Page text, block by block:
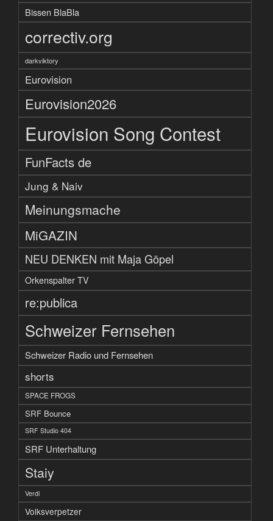
Bissen BlaBla
correctiv.org
darkviktory
Eurovision
Eurovision2026
Eurovision Song Contest
FunFacts de
Jung & Naiv
Meinungsmache
MiGAZIN
NEU DENKEN mit Maja Göpel
Orkenspalter TV
re:publica
Schweizer Fernsehen
Schweizer Radio und Fernsehen
shorts
SPACE FROGS
SRF Bounce
SRF Studio 404
SRF Unterhaltung
Staiy
Verdi
Volksverpetzer